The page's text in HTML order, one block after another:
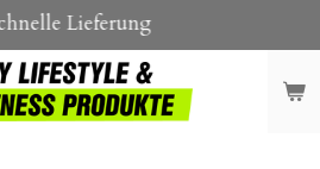
Lieferung